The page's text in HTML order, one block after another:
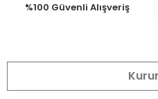
%100 Güvenli Alışveriş